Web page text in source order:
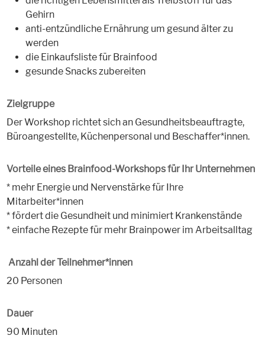
Gehirn
anti-entzündliche Ernährung um gesund älter zu
werden
die Einkaufsliste für Brainfood
gesunde Snacks zubereiten
Zielgruppe
Der Workshop richtet sich an Gesundheitsbeauftragte,
Büroangestellte, Küchenpersonal und Beschaffer*innen.
Vorteile eines Brainfood-Workshops für Ihr Unternehmen
* mehr Energie und Nervenstärke für Ihre
Mitarbeiter*innen
* fördert die Gesundheit und minimiert Krankenstände
* einfache Rezepte für mehr Brainpower im Arbeitsalltag
Anzahl der Teilnehmer*innen
20 Personen
Dauer
90 Minuten